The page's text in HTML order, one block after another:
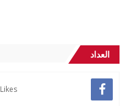
العداد
Likes